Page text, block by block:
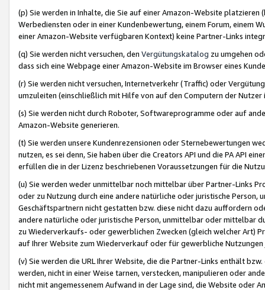
(p) Sie werden in Inhalte, die Sie auf einer Amazon-Website
Werbediensten oder in einer Kundenbewertung, einem Forum, einem
einer Amazon-Website verfügbaren Kontext) keine Partner-Links
(q) Sie werden nicht versuchen, den Vergütungskatalog zu umgehen
dass sich eine Webpage einer Amazon-Website im Browser eines
(r) Sie werden nicht versuchen, Internetverkehr (Traffic) oder
umzuleiten (einschließlich mit Hilfe von auf den Computern der
(s) Sie werden nicht durch Roboter, Softwareprogramme oder auf
Amazon-Website generieren.
(t) Sie werden unsere Kundenrezensionen oder Sternebewertungen
nutzen, es sei denn, Sie haben über die Creators API und die PA API
erfüllen die in der Lizenz beschriebenen Voraussetzungen für die
(u) Sie werden weder unmittelbar noch mittelbar über Partner-Links
oder zu Nutzung durch eine andere natürliche oder juristische
Geschäftspartnern nicht gestatten bzw. diese nicht dazu auffordern
andere natürliche oder juristische Person, unmittelbar oder mittelbar
zu Wiederverkaufs- oder gewerblichen Zwecken (gleich welcher Art)
auf Ihrer Website zum Wiederverkauf oder für gewerbliche
(v) Sie werden die URL Ihrer Website, die die Partner-Links enthält
werden, nicht in einer Weise tarnen, verstecken, manipulieren oder
nicht mit angemessenem Aufwand in der Lage sind, die Website oder